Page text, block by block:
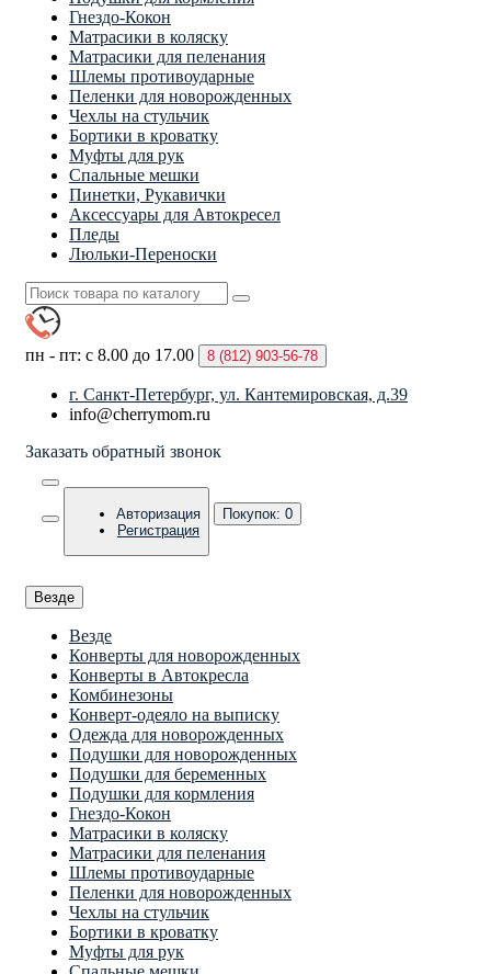
Гнездо-Кокон
Матрасики в коляску
Матрасики для пеленания
Шлемы противоударные
Пеленки для новорожденных
Чехлы на стульчик
Бортики в кроватку
Муфты для рук
Спальные мешки
Пинетки, Рукавички
Аксессуары для Автокресел
Пледы
Люльки-Переноски
пн - пт: с 8.00 до 17.00 8 (812) 903-56-78
г. Санкт-Петербург, ул. Кантемировская, д.39
info@cherrymom.ru
Заказать обратный звонок
Авторизация
Регистрация
Покупок: 0
Везде
Везде
Конверты для новорожденных
Конверты в Автокресла
Комбинезоны
Конверт-одеяло на выписку
Одежда для новорожденных
Подушки для новорожденных
Подушки для беременных
Подушки для кормления
Гнездо-Кокон
Матрасики в коляску
Матрасики для пеленания
Шлемы противоударные
Пеленки для новорожденных
Чехлы на стульчик
Бортики в кроватку
Муфты для рук